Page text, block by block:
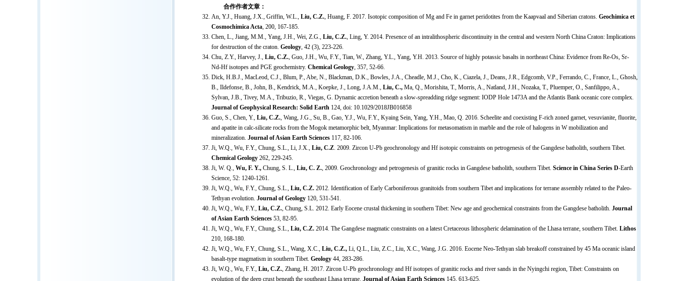
合作作者文章：
An, Y.J., Huang, J.X., Griffin, W.L., Liu, C.Z., Huang, F. 2017. Isotopic composition of Mg and Fe in garnet peridotites from the Kaapvaal and Siberian cratons. Geochimica et
Cosmochimica Acta, 200, 167-185.
Chen, L., Jiang, M.M., Yang, J.H., Wei, Z.G., Liu, C.Z., Ling, Y. 2014. Presence of an intralithospheric discontinuity in the central and western North China Craton: Implications
for destruction of the craton. Geology, 42 (3), 223-226.
Chu, Z.Y., Harvey, J., Liu, C.Z., Guo, J.H., Wu, F.Y., Tian, W., Zhang, Y.L., Yang, Y.H. 2013. Source of highly potassic basalts in northeast China: Evidence from Re-Os, Sr-
Nd-Hf isotopes and PGE geochemistry. Chemical Geology, 357, 52-66.
Dick, H.B.J., MacLeod, C.J., Blum, P., Abe, N., Blackman, D.K., Bowles, J.A., Cheadle, M.J., Cho, K., Ciazela, J., Deans, J.R., Edgcomb, V.P., Ferrando, C., France, L., Ghosh,
B., Ildefonse, B., John, B., Kendrick, M.A., Koepke, J., Long, J.A.M., Liu, C., Ma, Q., Morishita, T., Morris, A., Natland, J.H., Nozaka, T., Pluemper, O., Sanfilippo, A.,
Sylvan, J.B., Tivey, M.A., Tribuzio, R., Viegas, G. Dynamic accretion beneath a slow-spreadding ridge segment: IODP Hole 1473A and the Atlantis Bank oceanic core complex.
Journal of Geophysical Research: Solid Earth 124, doi: 10.1029/2018JB016858
Guo, S., Chen, Y., Liu, C.Z., Wang, J.G., Su, B., Gao, Y.J., Wu, F.Y., Kyaing Sein, Yang, Y.H., Mao, Q. 2016. Scheelite and coexisting F-rich zoned garnet, vesuvianite, fluorite,
and apatite in calc-silicate rocks from the Mogok metamorphic belt, Myanmar: Implications for metasomatism in marble and the role of halogens in W mobilization and
mineralization. Journal of Asian Earth Sciences 117, 82-106.
Ji, W.Q., Wu, F.Y., Chung, S.L., Li, J.X., Liu, C.Z. 2009. Zircon U-Pb geochronology and Hf isotopic constraints on petrogenesis of the Gangdese batholith, southern Tibet.
Chemical Geology 262, 229-245.
Ji, W. Q., Wu, F. Y., Chung, S. L., Liu, C. Z., 2009. Geochronology and petrogenesis of granitic rocks in Gangdese batholith, southern Tibet. Science in China Series D-Earth
Science, 52: 1240-1261.
Ji, W.Q., Wu, F.Y., Chung, S.L., Liu, C.Z. 2012. Identification of Early Carboniferous granitoids from southern Tibet and implications for terrane assembly related to the Paleo-
Tethyan evolution. Journal of Geology 120, 531-541.
Ji, W.Q., Wu, F.Y., Liu, C.Z., Chung, S.L. 2012. Early Eocene crustal thickening in southern Tibet: New age and geochemical constraints from the Gangdese batholith. Journal
of Asian Earth Sciences 53, 82-95.
Ji, W.Q., Wu, F.Y., Chung, S.L., Liu, C.Z. 2014. The Gangdese magmatic constraints on a latest Cretaceous lithospheric delamination of the Lhasa terrane, southern Tibet. Lithos
210, 168-180.
Ji, W.Q., Wu, F.Y., Chung, S.L., Wang, X.C., Liu, C.Z., Li, Q.L., Liu, Z.C., Liu, X.C., Wang, J.G. 2016. Eocene Neo-Tethyan slab breakoff constrained by 45 Ma oceanic island
basalt-type magmatism in southern Tibet. Geology 44, 283-286.
Ji, W.Q., Wu, F.Y., Liu, C.Z., Zhang, H. 2017. Zircon U-Pb geochronology and Hf isotopes of granitic rocks and river sands in the Nyingchi region, Tibet: Constraints on
evolution of the deep crust beneath the southeast Lhasa terrane. Journal of Asian Earth Sciences 145, 613-625.